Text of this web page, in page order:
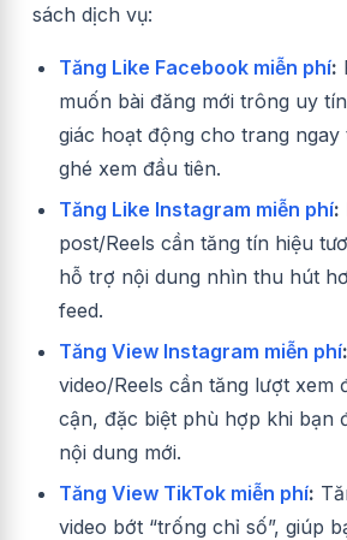
sách dịch vụ:
Tăng Like Facebook miễn phí:
muốn bài đăng mới trông uy
giác hoạt động cho trang ngay
ghé xem đầu tiên.
Tăng Like Instagram miễn phí:
post/Reels cần tăng tín hiệu
hỗ trợ nội dung nhìn thu hút
feed.
Tăng View Instagram miễn phí:
video/Reels cần tăng lượt xem
cận, đặc biệt phù hợp khi bạn
nội dung mới.
Tăng View TikTok miễn phí:
video bớt “trống chỉ số”, giúp